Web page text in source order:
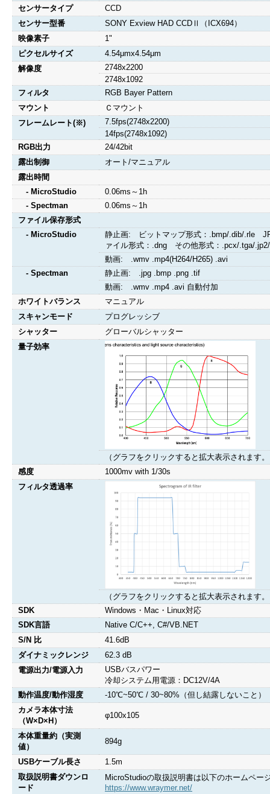
センサータイプ
CCD
センサー型番
SONY Exview HAD CCDⅡ（ICX694）
映像素子
1"
ピクセルサイズ
4.54μmx4.54μm
解像度
2748x2200
2748x1092
フィルタ
RGB Bayer Pattern
マウント
Ｃマウント
フレームレート(※)
7.5fps(2748x2200)
14fps(2748x1092)
RGB出力
24/42bit
露出制御
オート/マニュアル
露出時間
- MicroStudio
0.06ms～1h
- Spectman
0.06ms～1h
ファイル保存形式
- MicroStudio
静止画: ビットマップ形式：.bmp/.dib/.rle
ァイル形式：.dng その他形式：.pcx/.tga/
動画: .wmv .mp4(H264/H265) .avi
- Spectman
静止画: .jpg .bmp .png .tif
動画: .wmv .mp4 .avi 自動付加
ホワイトバランス
マニュアル
スキャンモード
プログレッシブ
シャッター
グローバルシャッター
量子効率
（グラフをクリックすると拡大表示されます
感度
1000mv with 1/30s
フィルタ透過率
（グラフをクリックすると拡大表示されます
SDK
Windows・Mac・Linux対応
SDK言語
Native C/C++, C#/VB.NET
S/N 比
41.6dB
ダイナミックレンジ
62.3 dB
電源出力/電源入力
USBバスパワー
冷却システム用電源：DC12V/4A
動作温度/動作湿度
-10℃~50℃ / 30~80%（但し結露しないこと）
カメラ本体寸法
（W×D×H）
φ100x105
本体重量約（実測
値）
894g
USBケーブル長さ
1.5m
取扱説明書ダウンロ
ード
MicroStudioの取扱説明書は以下のホームペー
https://www.wraymer.net/